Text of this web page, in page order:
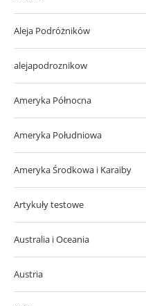
Aleja Podróżników
alejapodroznikow
Ameryka Północna
Ameryka Południowa
Ameryka Środkowa i Karaiby
Artykuły testowe
Australia i Oceania
Austria